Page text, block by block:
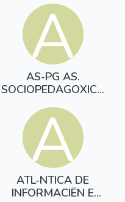
AGOSTO - CANGAS
A
AS-PG AS.
SOCIOPEDAGOXICA
A
ATL-NTICA DE
INFORMACIËN E